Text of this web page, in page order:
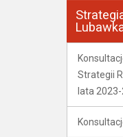
Strategii
lata